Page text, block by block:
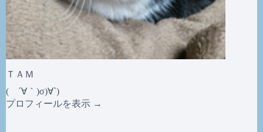
ＴＡＭ
( ´∀｀)σ)∀`)
プロフィールを表示 →